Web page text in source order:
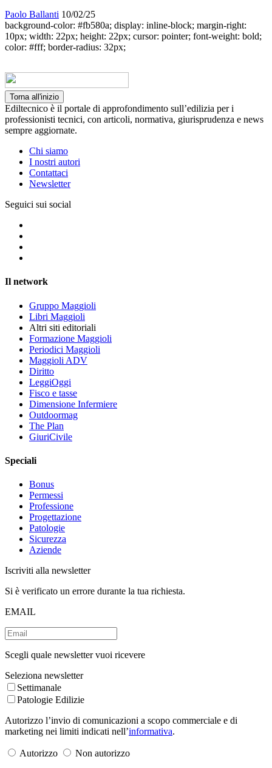
Paolo Ballanti 10/02/25
background-color: #fb580a; display: inline-block; margin-right:
10px; width: 22px; height: 22px; cursor: pointer; font-weight: bold;
color: #fff; border-radius: 32px;
Torna all'inizio
Ediltecnico è il portale di approfondimento sull’edilizia per i
professionisti tecnici, con articoli, normativa, giurisprudenza e news
sempre aggiornate.
Chi siamo
I nostri autori
Contattaci
Newsletter
Seguici sui social
Il network
Gruppo Maggioli
Libri Maggioli
Altri siti editoriali
Formazione Maggioli
Periodici Maggioli
Maggioli ADV
Diritto
LeggiOggi
Fisco e tasse
Dimensione Infermiere
Outdoormag
The Plan
GiuriCivile
Speciali
Bonus
Permessi
Professione
Progettazione
Patologie
Sicurezza
Aziende
Iscriviti alla newsletter
Si è verificato un errore durante la tua richiesta.
EMAIL
Scegli quale newsletter vuoi ricevere
Seleziona newsletter
Settimanale
Patologie Edilizie
Autorizzo l’invio di comunicazioni a scopo commerciale e di
marketing nei limiti indicati nell’informativa.
Autorizzo
Non autorizzo